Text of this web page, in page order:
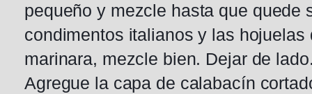
pequeño y mezcle hasta que quede
condimentos italianos y las
marinara, mezcle bien. Dejar de
Agregue la capa de calabacín